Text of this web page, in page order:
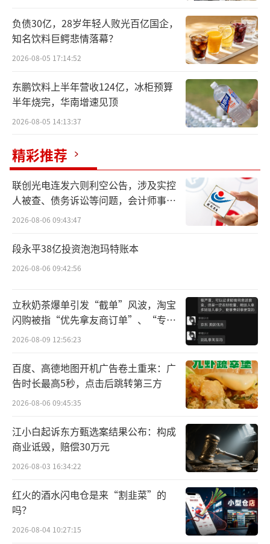
而卖掉成都见福的厦门见福，亦是国内连
锁便利店的头部品牌之一，据中国连锁经营协
会发布的2024年便利店行业百强榜数据显示，
厦门见福2024年的门店数量为3035家，位列榜
单第11位。较2023年净增门店514家，排名上
升1位。
公开资料显示，厦门见福由张利创办于200
6年，经过多年发展和并购（如悦士便利店、我
爱我家、好的佳等），最终成为了福建当地
根据JBB BUILDERS公告，厦门见福由张
通过直接和间接持股方式，共同持有55.36%股
权权益。截至截至2025年6月，厦门见福在福
建、江苏、四川、江西、广东等地拥有超过300
0家门店，其中福建超2500家、江苏超600家、
四川超200家。
从厦门见福的经营表现来看，还是比较稳
定的，为何会出售成都见福呢？或许和业绩有
关。
根据企业公告，此次被交易的成都见福旗
下有65间直营店及30间特许经营店，其分店涵
盖广泛的商品类别，包括日用百货、新鲜果
蔬、预包装食品、保健食品及医疗器械等，全
负债30亿，28岁年轻人败光百亿国企，
知名饮料巨鳄悲情落幕？
2026-08-05 17:14:52
东鹏饮料上半年营收124亿，冰柜预算
半年烧完，华南增速见顶
2026-08-05 14:13:37
精彩推荐
联创光电连发六则利空公告，涉及实控
人被查、债务诉讼等问题，会计师事务
所曾出具“保留意见”
2026-08-06 09:43:47
段永平38亿投资泡泡玛特账本
2026-08-06 09:42:56
立秋奶茶爆单引发“截单”风波，淘宝
闪购被指“优先拿友商订单”、“专挑
贵的拿”
2026-08-09 12:56:23
百度、高德地图开机广告卷土重来：广
告时长最高5秒，点击后跳转第三方
2026-08-06 09:45:35
江小白起诉东方甄选案结果公布：构成
商业诋毁，赔偿30万元
2026-08-03 16:34:22
红火的酒水闪电仓是来“割韭菜”的
吗？
2026-08-04 10:27:15